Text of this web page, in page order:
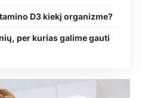
D3 kiekį organizme?
per kurias galime gauti